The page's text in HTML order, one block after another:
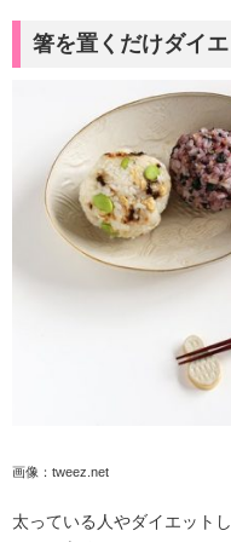
箸を置くだけダイ
画像：tweez.net
太っている人やダイエット